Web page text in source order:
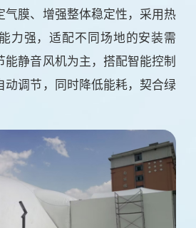
气膜、增强整体稳定性，采用热
力强，适配不同场地的安装需
能静音风机为主，搭配智能控制
动调节，同时降低能耗，契合绿